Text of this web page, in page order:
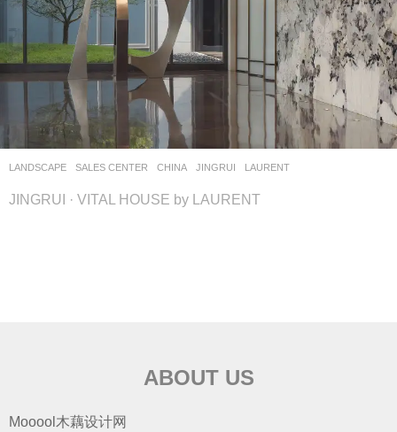
LANDSCAPE SALES CENTER CHINA JINGRUI LAURENT
JINGRUI · VITAL HOUSE by LAURENT
ABOUT US
Mooool木藕设计网